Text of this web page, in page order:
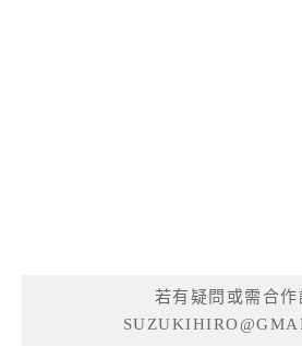
若有疑問或需合作